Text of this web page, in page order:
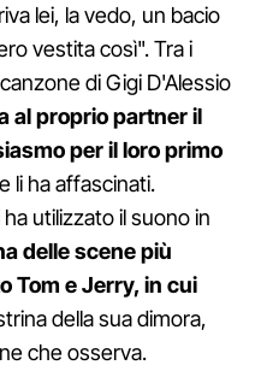
lei, la vedo, un bacio
vestita così". Tra i
di Gigi D'Alessio
al proprio partner il
per il loro primo
li ha affascinati.
utilizzato il suono in
delle scene più
Tom e Jerry, in cui
della sua dimora,
che osserva.